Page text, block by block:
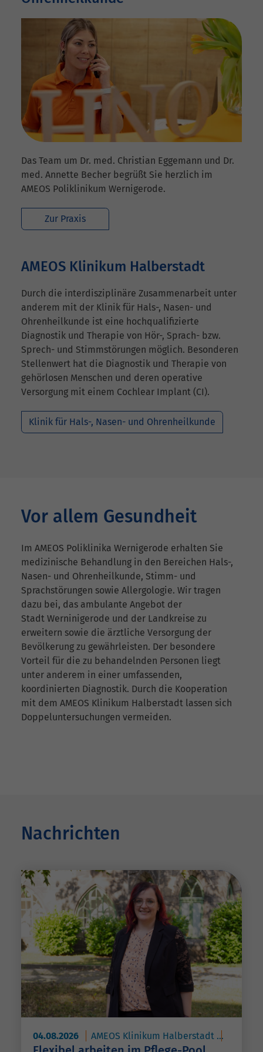
Das Team um Dr. med. Christian Eggemann und Dr.
med. Annette Becher begrüßt Sie herzlich im
AMEOS Poliklinikum Wernigerode.
Zur Praxis
AMEOS Klinikum Halberstadt
Durch die interdisziplinäre Zusammenarbeit unter
anderem mit der Klinik für Hals-, Nasen- und
Ohrenheilkunde ist eine hochqualifizierte
Diagnostik und Therapie von Hör-, Sprach- bzw.
Sprech- und Stimmstörungen möglich. Besonderen
Stellenwert hat die Diagnostik und Therapie von
gehörlosen Menschen und deren operative
Versorgung mit einem Cochlear Implant (CI).
Klinik für Hals-, Nasen- und Ohrenheilkunde
Vor allem Gesundheit
Im AMEOS Poliklinika Wernigerode erhalten Sie
medizinische Behandlung in den Bereichen Hals-,
Nasen- und Ohrenheilkunde, Stimm- und
Sprachstörungen sowie Allergologie. Wir tragen
dazu bei, das ambulante Angebot der
Stadt Werninigerode und der Landkreise zu
erweitern sowie die ärztliche Versorgung der
Bevölkerung zu gewährleisten. Der besondere
Vorteil für die zu behandelnden Personen liegt
unter anderem in einer umfassenden,
koordinierten Diagnostik. Durch die Kooperation
mit dem AMEOS Klinikum Halberstadt lassen sich
Doppeluntersuchungen vermeiden.
Nachrichten
04.08.2026 AMEOS Klinikum Halberstadt